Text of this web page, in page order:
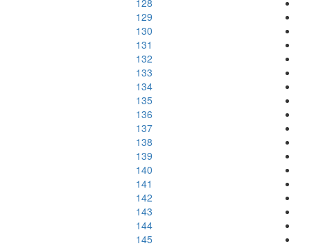
128
129
130
131
132
133
134
135
136
137
138
139
140
141
142
143
144
145